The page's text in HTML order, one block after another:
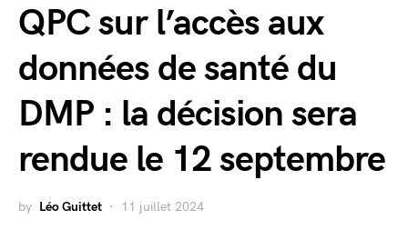
QPC sur l’accès aux
données de santé du
DMP : la décision sera
rendue le 12 septembre
by Léo Guittet 11 juillet 2024